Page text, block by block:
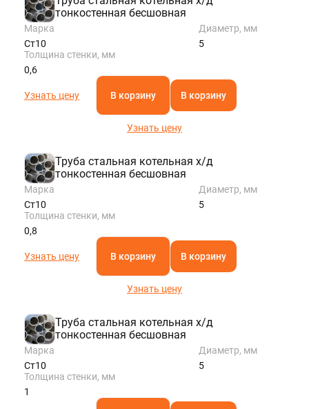
тонкостенная бесшовная
Марка
Ст10
Диаметр, мм
5
Толщина стенки, мм
0,6
Узнать цену В корзину В корзину
Узнать цену
Труба стальная котельная х/д
тонкостенная бесшовная
Марка
Ст10
Диаметр, мм
5
Толщина стенки, мм
0,8
Узнать цену В корзину В корзину
Узнать цену
Труба стальная котельная х/д
тонкостенная бесшовная
Марка
Ст10
Диаметр, мм
5
Толщина стенки, мм
1